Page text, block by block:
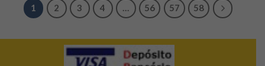
1 2 3 4 … 56 57 58